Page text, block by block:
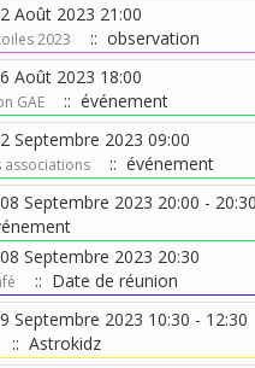
Août 2023 21:00
2023
:: observation
Août 2023 18:00
GAE
:: événement
Septembre 2023 09:00
associations
:: événement
Septembre 2023 20:00 - 20:30
Septembre 2023 20:30
:: Date de réunion
Septembre 2023 10:30 - 12:30
:: Astrokidz